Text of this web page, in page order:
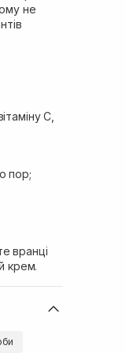
не
С,
пор;
вранці
крем.